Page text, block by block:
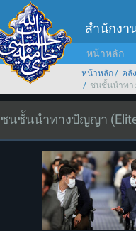
สำนักงา
หน้าหลัก
หน้าหลัก คลั
ชนชั้นนำทา
ชนชั้นนำทางปัญญา